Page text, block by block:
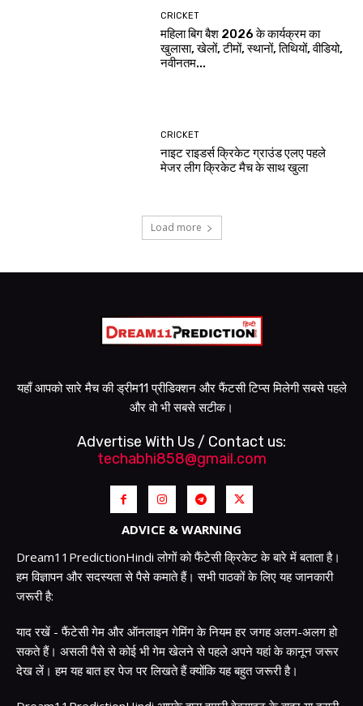
CRICKET
महिला बिग बैश 2026 के कार्यक्रम का
खुलासा, खेलों, टीमों, स्थानों, तिथियों, वीडियो,
नवीनतम...
CRICKET
नाइट राइडर्स क्रिकेट ग्राउंड एलए पहले
मेजर लीग क्रिकेट मैच के साथ खुला
Load more
यहाँ आपको सारे मैच की ड्रीम11 प्रीडिक्शन और फैंटसी टिप्स मिलेगी सबसे पहले
और वो भी सबसे सटीक।
Advertise With Us / Contact us:
techabhi858@gmail.com
ADVICE & WARNING
Dream11PredictionHindi लोगों को फैंटेसी क्रिकेट के बारे में बताता है।
हम विज्ञापन और सदस्यता से पैसे कमाते हैं। सभी पाठकों के लिए यह जानकारी
जरूरी है:
याद रखें - फैंटेसी गेम और ऑनलाइन गेमिंग के नियम हर जगह अलग-अलग हो
सकते हैं। असली पैसे से कोई भी गेम खेलने से पहले अपने यहां के कानून जरूर
देख लें। हम यह बात हर पेज पर लिखते हैं क्योंकि यह बहुत जरूरी है।